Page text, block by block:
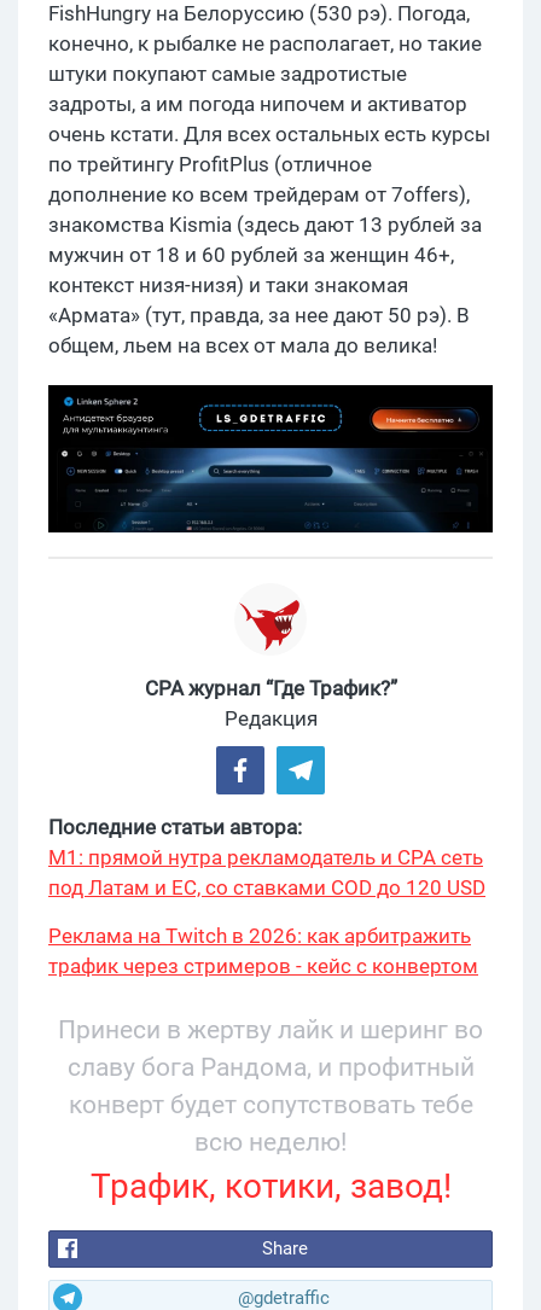
FishHungry на Белоруссию (530 рэ). Погода,
конечно, к рыбалке не располагает, но такие
штуки покупают самые задротистые
задроты, а им погода нипочем и активатор
очень кстати. Для всех остальных есть курсы
по трейтингу ProfitPlus (отличное
дополнение ко всем трейдерам от 7offers),
знакомства Kismia (здесь дают 13 рублей за
мужчин от 18 и 60 рублей за женщин 46+,
контекст низя-низя) и таки знакомая
«Армата» (тут, правда, за нее дают 50 рэ). В
общем, льем на всех от мала до велика!
CPA журнал “Где Трафик?”
Редакция
Последние статьи автора:
М1: прямой нутра рекламодатель и CPA сеть
под Латам и ЕС, со ставками COD до 120 USD
Реклама на Twitch в 2026: как арбитражить
трафик через стримеров - кейс с конвертом
Принеси в жертву лайк и шеринг во
славу бога Рандома, и профитный
конверт будет сопутствовать тебе
всю неделю!
Трафик, котики, завод!
Share
@gdetraffic